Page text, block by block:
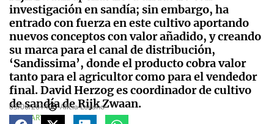
investigación en sandía; sin embargo, ha
entrado con fuerza en este cultivo aportando
nuevos conceptos con valor añadido, y creando
su marca para el canal de distribución,
‘Sandissima’, donde el producto cobra valor
tanto para el agricultor como para el vendedor
final. David Herzog es coordinador de cultivo
de sandía de Rijk Zwaan.
03/06/2014
Alicia Lozano
COMPARTE